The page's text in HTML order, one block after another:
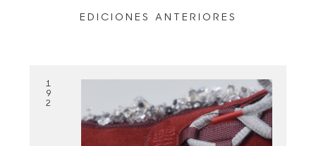
EDICIONES ANTERIORES
1
9
2